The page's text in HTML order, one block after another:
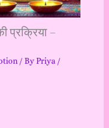
प्रक्रिया –
/ ByPriya /